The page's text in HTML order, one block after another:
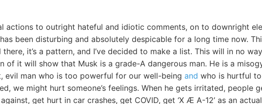
actions to outright hateful and idiotic comments, on to downright
has been disturbing and absolutely despicable for a long time now.
it’s a pattern, and I’ve decided to make a list. This will in no
of it will show that Musk is a grade-A dangerous man. He is a
evil man who is too powerful for our well-being and who is hurtful
we might hurt someone’s feelings. When he gets irritated, people
get hurt in car crashes, get COVID, get ‘X Æ A-12’ as an actual